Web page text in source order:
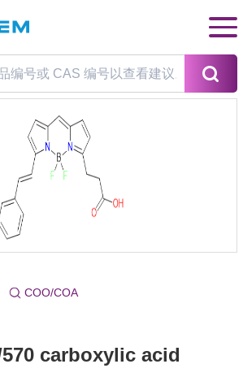
COO/COA
570 carboxylic acid